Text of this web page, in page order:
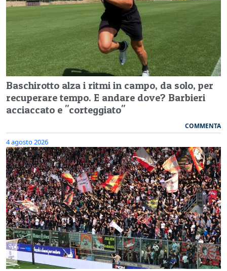
Baschirotto alza i ritmi in campo, da solo, per
recuperare tempo. E andare dove? Barbieri
acciaccato e "corteggiato"
COMMENTA
4 agosto 2026